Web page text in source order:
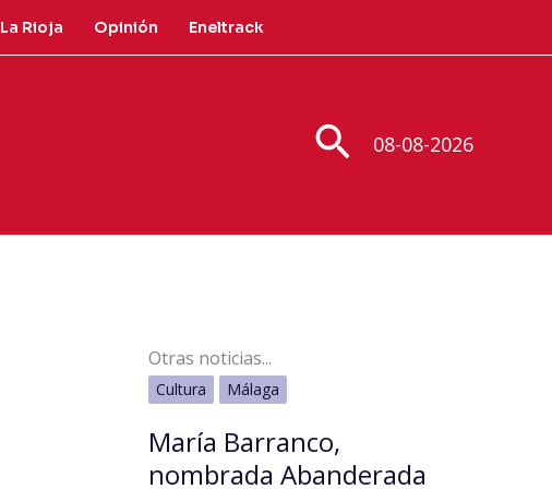
La Rioja Opinión Eneltrack
Buscar
08-08-2026
Otras noticias...
Cultura Málaga
María Barranco,
nombrada Abanderada